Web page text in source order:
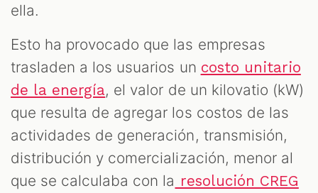
ella.
Esto ha provocado que las empresas
trasladen a los usuarios un costo unitario
de la energía, el valor de un kilovatio (kW)
que resulta de agregar los costos de las
actividades de generación, transmisión,
distribución y comercialización, menor al
que se calculaba con la resolución CREG